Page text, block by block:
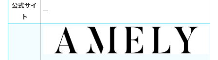
公式サイ
ト
ー